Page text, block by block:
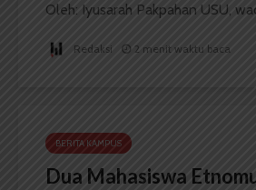
Oleh: Iyusarah Pakpahan USU,
Redaksi 2 menit waktu baca
BERITA KAMPUS
Dua Mahasiswa